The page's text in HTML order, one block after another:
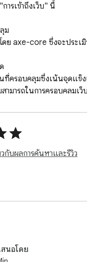
ารเข้าถึงเว็บ" นี้
ม
ย axe-core ซึ่งจะประเ
นที่ครอบคลุมซึ่งเน้นจุดแ
มารถในการครอบคลุมเ
น รวมถึงผู้ที่มีความต้อง
บผิดชอบต่อสังคมของบ
อนสำคัญในการเปิดประ
กับผลการค้นหาและรีวิว
สนอโดย